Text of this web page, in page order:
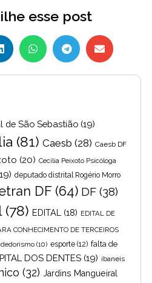
esse post
de São Sebastião (19)
(81) Caesb (28) Caesb DF
(20) Cecília Peixoto Psicóloga
deputado distrital Rogério Morro
DF(64) DF (38)
(78) EDITAL (18) EDITAL DE
CONHECIMENTO DE TERCEIROS
(10) esporte (12) falta de
DOS DENTES (19) ibaneis
(32) Jardins Mangueiral